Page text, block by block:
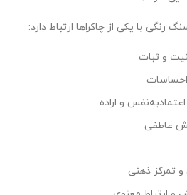
رنگی با یکی از چاکراها ارتباط دارد:
و ثبات
و اراده
عاطفی
تمرکز ذهنی